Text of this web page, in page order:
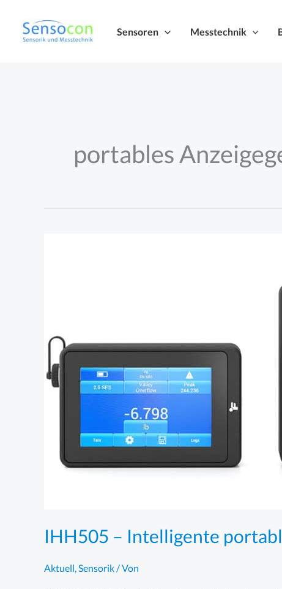
Inhalt
springen
Sensoren Messtechnik
portables
IHH505 – Intelligente
Aktuell,Sensorik/ Von